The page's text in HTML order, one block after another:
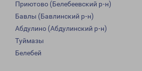
Приютово (Белебеевский р-н)
Бавлы (Бавлинский р-н)
Абдулино (Абдулинский р-н)
Туймазы
Белебей